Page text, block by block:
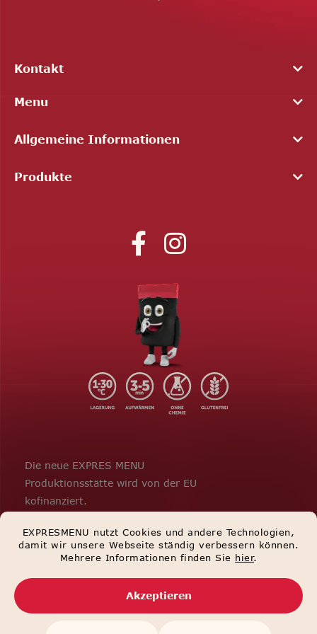
EXPRESMENU nutzt Cookies und andere Technologien,
damit wir unsere Webseite ständig verbessern können.
Mehrere Informationen finden Sie hier.
Akzeptieren
Kontakt
Menu
Allgemeine Informationen
Produkte
Die neue EXPRES MENU
Produktionsstätte wird von der EU
kofinanziert.